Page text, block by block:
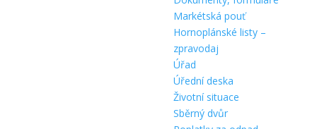
Markétská pouť
Hornoplánské listy –
zpravodaj
Úřad
Úřední deska
Životní situace
Sběrný dvůr